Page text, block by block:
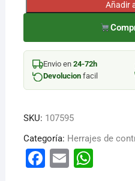
CERRADERO
30X20MM
681
cantidad
Añadir
Envio en 24-72h
Devolucionfacil
SKU: 107595
Categoría: Herrajes de
F E W